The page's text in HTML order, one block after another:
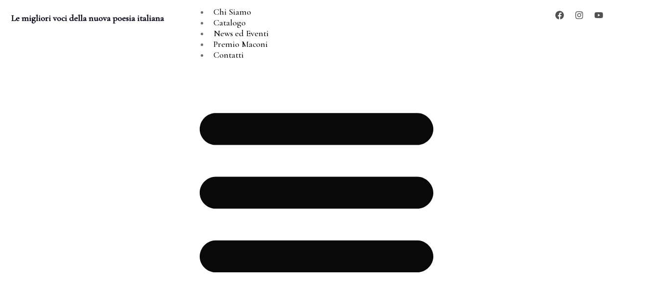
Le migliori voci della nuova poesia italiana
Chi Siamo
Catalogo
News ed Eventi
Premio Maconi
Contatti